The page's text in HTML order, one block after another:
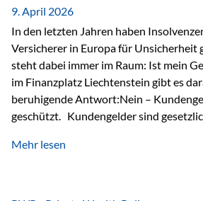
Managementqualität…
9. April 2026
In den letzten Jahren haben
Versicherer in Europa für Unsicherheit
steht dabei immer im Raum: Ist mein
im Finanzplatz Liechtenstein gibt es
beruhigende Antwort:Nein –
geschützt. Kundengelder sind
sogenannte Sondermasse. Das
Mehr lesen